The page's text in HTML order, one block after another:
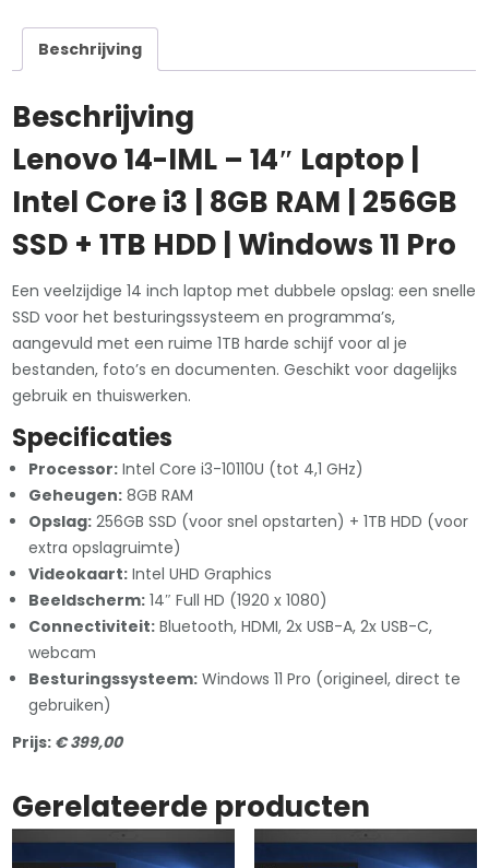
8GB
256SSD
11
aantal
Beschrijving
Beschrijving
Lenovo 14-IML – 14″ Laptop |
Intel Core i3 | 8GB RAM | 256GB
SSD + 1TB HDD | Windows 11 Pro
Een veelzijdige 14 inch laptop met dubbele opslag: een snelle
SSD voor het besturingssysteem en programma’s,
aangevuld met een ruime 1TB harde schijf voor al je
bestanden, foto’s en documenten. Geschikt voor dagelijks
gebruik en thuiswerken.
Specificaties
Processor: Intel Core i3-10110U (tot 4,1 GHz)
Geheugen: 8GB RAM
Opslag: 256GB SSD (voor snel opstarten) + 1TB HDD (voor
extra opslagruimte)
Videokaart: Intel UHD Graphics
Beeldscherm: 14″ Full HD (1920 x 1080)
Connectiviteit: Bluetooth, HDMI, 2x USB-A, 2x USB-C,
webcam
Besturingssysteem: Windows 11 Pro (origineel, direct te
gebruiken)
Prijs: € 399,00
Gerelateerde producten